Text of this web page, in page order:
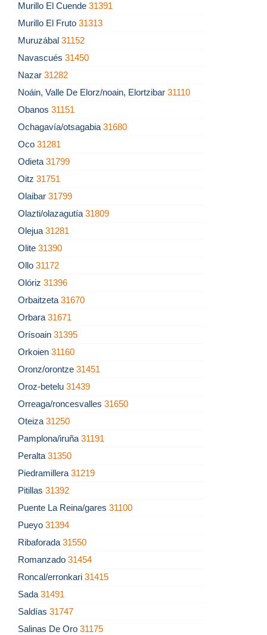
Murillo El Cuende 31391
Murillo El Fruto 31313
Muruzábal 31152
Navascués 31450
Nazar 31282
Noáin, Valle De Elorz/noain, Elortzibar 31110
Obanos 31151
Ochagavía/otsagabia 31680
Oco 31281
Odieta 31799
Oitz 31751
Olaibar 31799
Olazti/olazagutía 31809
Olejua 31281
Olite 31390
Ollo 31172
Olóriz 31396
Orbaitzeta 31670
Orbara 31671
Orísoain 31395
Orkoien 31160
Oronz/orontze 31451
Oroz-betelu 31439
Orreaga/roncesvalles 31650
Oteiza 31250
Pamplona/iruña 31191
Peralta 31350
Piedramillera 31219
Pitillas 31392
Puente La Reina/gares 31100
Pueyo 31394
Ribaforada 31550
Romanzado 31454
Roncal/erronkari 31415
Sada 31491
Saldías 31747
Salinas De Oro 31175